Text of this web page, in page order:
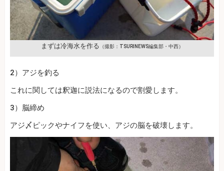
まずは冷海水を作る （撮影：TSURINEWS編集部・中西）
2）アジを釣る
これに関しては釈迦に説法になるので割愛します。
3）脳締め
アジ〆ピックやナイフを使い、アジの脳を破壊します。